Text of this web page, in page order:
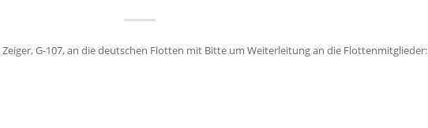
G-107, an die deutschen Flotten mit Bitte um Weiterleitung an die Flottenmitglieder: